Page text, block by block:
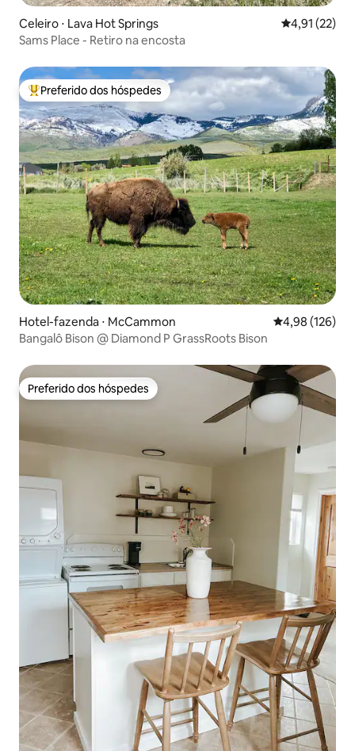
Celeiro ⋅ Lava Hot Springs 4,91 de uma
4,91 (22)
Sams Place - Retiro na encosta
Entre os melhores preferidos dos hóspedes
Preferido dos hóspedes
Hotel-fazenda ⋅ McCammon 4,98 de uma
4,98 (126)
Bangalô Bison @ Diamond P GrassRoots Bison
Preferido dos hóspedes
Preferido dos hóspedes